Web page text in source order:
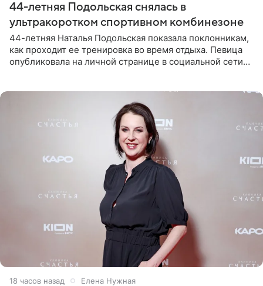
44-летняя Подольская снялась в
ультракоротком спортивном комбинезоне
44-летняя Наталья Подольская показала поклонникам,
как проходит ее тренировка во время отдыха. Певица
опубликовала на личной странице в социальной сети
18 часов назад Елена Нужная